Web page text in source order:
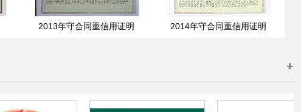
2013年守合同重信用证明 2014年守合同重信用证明
+